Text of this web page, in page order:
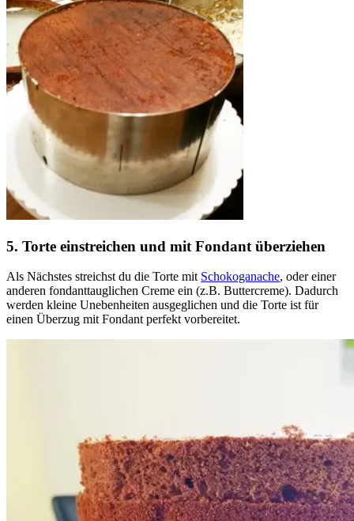
5. Torte einstreichen und mit Fondant überziehen
Als Nächstes streichst du die Torte mit Schokoganache, oder einer
anderen fondanttauglichen Creme ein (z.B. Buttercreme). Dadurch
werden kleine Unebenheiten ausgeglichen und die Torte ist für
einen Überzug mit Fondant perfekt vorbereitet.